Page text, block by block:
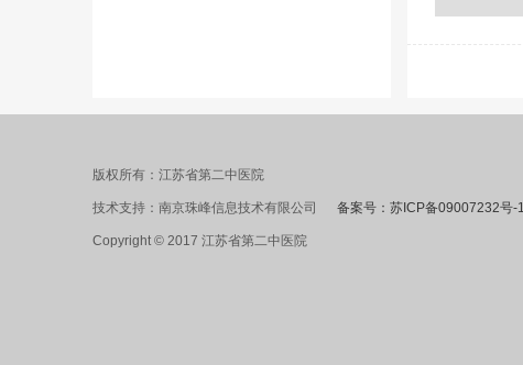
版权所有：江苏省第二中医院
技术支持：南京珠峰信息技术有限公司 备案号：苏ICP备09007232号-1
Copyright © 2017 江苏省第二中医院